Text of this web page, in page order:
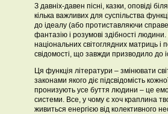
З давніх-давен пісні, казки, оповіді
кілька важливих для суспільства
до ідеалу (або протиставляючи
фантазію і розумові здібності
національних світоглядних матриць і
свідомості, що завжди призводило до
Ця функція літератури – змінювати
законами якого діє підсвідомість
пронизують усе буття людини – це
системи. Все, у чому є хоч краплина
живиться енергією від колективного